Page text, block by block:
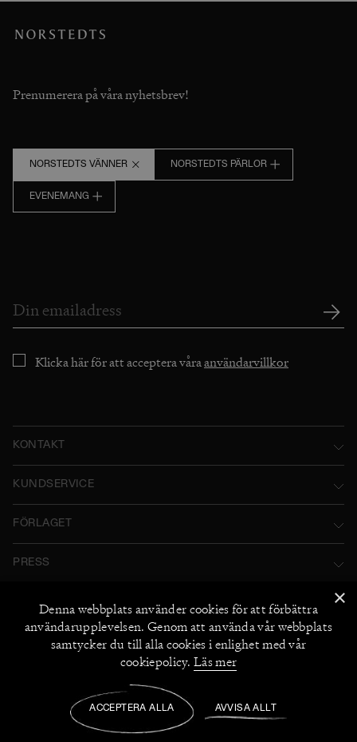
Prenumerera på våra nyhetsbrev!
NORSTEDTS VÄNNER NORSTEDTS PÄRLOR
EVENEMANG
Klicka här för att acceptera våraanvändarvillkor
KONTAKT
P.O. Box 2052
Besöksadress: Tryckerigatan 4
+46 (0) 8 769 88 00
+46 (0) 8 769 88 00
KUNDSERVICE
Kontakta oss
Användarvillkor
Cookiepolicy
FÖRLAGET
Norstedts Agency
Miljö och hållbarhet
Medarbetare
PRESS
Bildarkiv
Recensionsexemplar
FÖLJ OSS
Instagram
UTFORSKA NORSTEDTS
©Norstedts
×
Denna webbplats använder cookies för att förbättra
användarupplevelsen. Genom att använda vår webbplats
samtycker du till alla cookies i enlighet med vår
cookiepolicy.Läs mer
ACCEPTERA ALLA AVVISA ALLT